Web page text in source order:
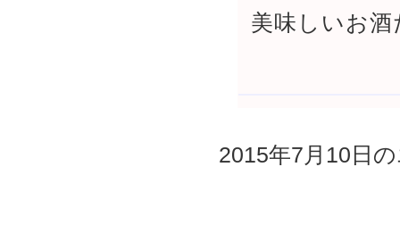
美味しいお
2015年7月10日